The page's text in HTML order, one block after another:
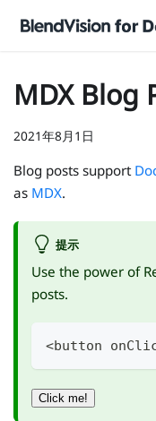
MDX Blog
2021年8月1日
Blog posts support
as MDX.
提示
Use the power of
posts.
<button
Click me!